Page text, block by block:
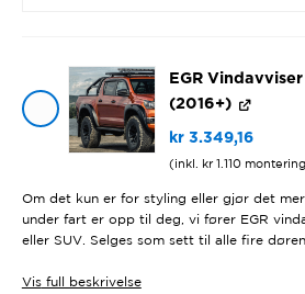
EGR
(2016+)
kr3.349,16
(inkl. kr1.110
Om det kun er for styling eller gjør det
under fart er opp til deg, vi fører EGR
eller SUV. Selges som sett til alle fire
Visfull beskrivelse